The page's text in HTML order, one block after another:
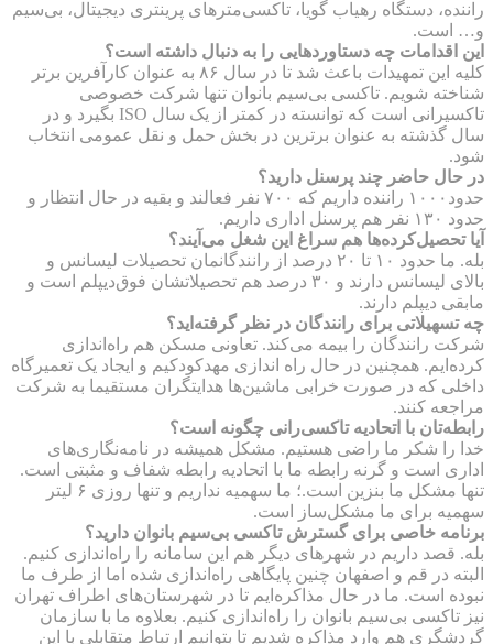
راننده،‌ دستگاه رهیاب گویا، تاکسی‌مترهای پرینتری دیجیتال، بی‌سیم
و… است.
این اقدامات چه دستاوردهایی را به دنبال داشته است؟
کلیه این تمهیدات باعث شد تا در سال ۸۶ به عنوان کارآفرین برتر
شناخته شویم. تاکسی بی‌سیم بانوان تنها شرکت خصوصی
تاکسیرانی است که توانسته در کمتر از یک سال ISO بگیرد و در
سال گذشته به عنوان برترین در بخش حمل و نقل عمومی انتخاب
شود.
در حال حاضر چند پرسنل دارید؟
حدود۱۰۰۰ راننده داریم که ۷۰۰ نفر فعالند و بقیه در حال انتظار و
حدود ۱۳۰ نفر هم پرسنل اداری داریم.
آیا تحصیل‌کرده‌ها هم سراغ این شغل می‌آیند؟
بله. ما حدود ۱۰ تا ۲۰ درصد از رانندگانمان تحصیلات لیسانس و
بالای لیسانس دارند و ۳۰ درصد هم تحصیلاتشان فوق‌دیپلم است و
مابقی دیپلم دارند.
چه تسهیلاتی برای رانندگان در نظر گرفته‌اید؟
شرکت رانندگان را بیمه می‌کند. تعاونی مسکن هم راه‌اندازی
کرده‌‌ایم.‌ همچنین در حال راه ‌اندازی مهدکودکیم و ایجاد یک تعمیرگاه
داخلی که در صورت خرابی ماشین‌‌ها هدایتگران مستقیما به شرکت
مراجعه کنند.
رابطه‌تان با اتحادیه تاکسی‌رانی چگونه است؟
خدا را شکر ما راضی هستیم. مشکل همیشه در نامه‌نگاری‌های
اداری است و گرنه رابطه‌ ما با اتحادیه رابطه شفاف و مثبتی است.
تنها مشکل ما بنزین است.؛ ما سهمیه نداریم و تنها روزی ۶ لیتر
سهمیه برای ما مشکل‌ساز است.
برنامه‌ خاصی برای گسترش تاکسی‌ بی‌سیم بانوان دارید؟
بله. قصد داریم در شهرهای دیگر هم این سامانه را راه‌اندازی کنیم.
البته در قم و اصفهان چنین پایگاهی راه‌اندازی شده اما از طرف ما
نبوده است. ما در حال مذاکره‌ایم تا در شهرستا‌ن‌های اطراف تهران
نیز تاکسی بی‌سیم بانوان را راه‌اندازی کنیم. بعلاوه ما با سازمان
گردشگری هم وارد مذاکره شدیم تا بتوانیم ارتباط متقابلی با این